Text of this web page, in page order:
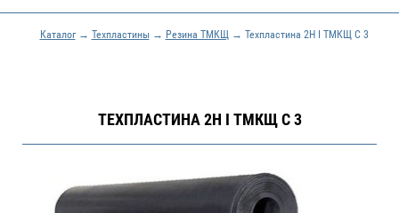
Каталог→ Техпластины→ Резина ТМКЩ → Техпластина 2Н I ТМКЩ С 3
ТЕХПЛАСТИНА 2Н I ТМКЩ С 3